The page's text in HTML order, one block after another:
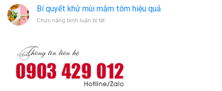
Bến
vụ
vệ
sinh
Bí quyết khử mùi mắm tôm hiệu quả
Chức năng bình luận bị tắtở
mắm
tôm
hiệu
quả